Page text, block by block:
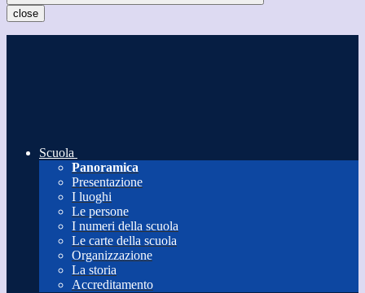
close
Scuola
Panoramica
Presentazione
I luoghi
Le persone
I numeri della scuola
Le carte della scuola
Organizzazione
La storia
Accreditamento